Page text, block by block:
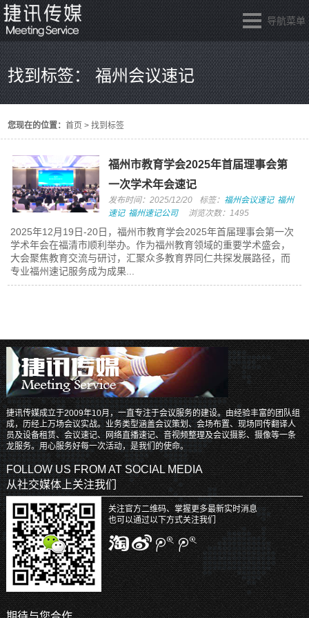
导航菜单
找到标签： 福州会议速记
您现在的位置：首页 >找到标签
福州市教育学会2025年首届理事会第
一次学术年会速记
发布时间：2025/12/20 标签： 福州会议速记 福州
速记 福州速记公司 浏览次数：1495
2025年12月19日-20日，福州市教育学会2025年首届理事会第一次
学术年会在福清市顺利举办。作为福州教育领域的重要学术盛会，
大会聚焦教育交流与研讨，汇聚众多教育界同仁共探发展路径，而
专业福州速记服务成为成果...
捷讯传媒成立于2009年10月，一直专注于会议服务的建设。由经验丰富的团队组
成，历经上万场会议实战。业务类型涵盖会议策划、会场布置、现场同传翻译人
员及设备租赁、会议速记、网络直播速记、音视频整理及会议摄影、摄像等一条
龙服务。用心服务好每一次活动，是我们的使命。
FOLLOW US FROM AT SOCIAL MEDIA
从社交媒体上关注我们
关注官方二维码、掌握更多最新实时消息
也可以通过以下方式关注我们